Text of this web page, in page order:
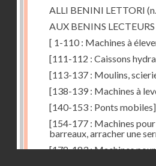
ALLI BENINI LETTORI
AUX BENINS LECTEURS
[ 1-110 : Machines à
[111-112 : Caissons
[113-137 : Moulins,
[138-139 : Machines à
[140-153 : Ponts mobiles]
[154-177 : Machines
barreaux, arracher une
[178-183 : Machines